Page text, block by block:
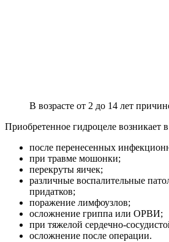
В возрасте от 2 до 14 лет
Приобретенное гидроцеле возникает
после перенесенных
при травме мошонки;
перекруты яичек;
различные воспалительные
придатков;
поражение лимфоузлов;
осложнение гриппа или ОРВИ;
при тяжелой сердечно-
осложнение после операции.